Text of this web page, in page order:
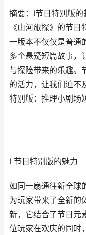
摘要：I节日特别版的
《山河旅探》的节
一版本不仅仅是普通
多个悬疑短篇故事，
与探险带来的乐趣。
的活力，让我们迫不
特别版：推理小剧场
I 节日特别版的魅力
如同一扇通往新全球
为玩家带来了全新的
新，它结合了节日元
位玩家在欢庆的同时